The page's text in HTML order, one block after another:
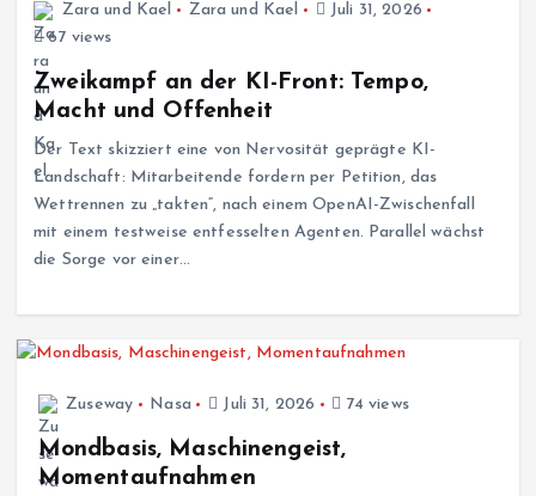
Zara und Kael Zara und Kael
Juli 31, 2026
67 views
Zweikampf an der KI-Front: Tempo,
Macht und Offenheit
Der Text skizziert eine von Nervosität geprägte KI-
Landschaft: Mitarbeitende fordern per Petition, das
Wettrennen zu „takten“, nach einem OpenAI-Zwischenfall
mit einem testweise entfesselten Agenten. Parallel wächst
die Sorge vor einer…
Zuseway Nasa Juli 31, 2026 74 views
Mondbasis, Maschinengeist,
Momentaufnahmen